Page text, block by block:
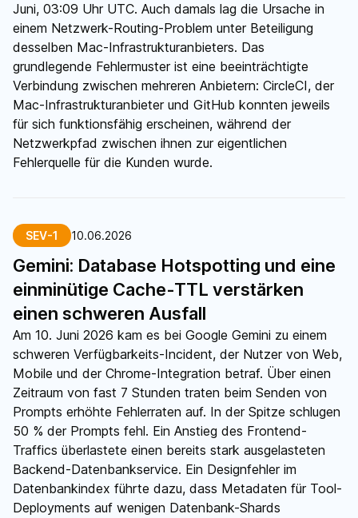
Juni, 03:09 Uhr UTC. Auch damals lag die Ursache in
einem Netzwerk-Routing-Problem unter Beteiligung
desselben Mac-Infrastrukturanbieters. Das
grundlegende Fehlermuster ist eine beeinträchtigte
Verbindung zwischen mehreren Anbietern: CircleCI, der
Mac-Infrastrukturanbieter und GitHub konnten jeweils
für sich funktionsfähig erscheinen, während der
Netzwerkpfad zwischen ihnen zur eigentlichen
Fehlerquelle für die Kunden wurde.
SEV-1 10.06.2026
Gemini: Database Hotspotting und eine
einminütige Cache-TTL verstärken
einen schweren Ausfall
Am 10. Juni 2026 kam es bei Google Gemini zu einem
schweren Verfügbarkeits-Incident, der Nutzer von Web,
Mobile und der Chrome-Integration betraf. Über einen
Zeitraum von fast 7 Stunden traten beim Senden von
Prompts erhöhte Fehlerraten auf. In der Spitze schlugen
50 % der Prompts fehl. Ein Anstieg des Frontend-
Traffics überlastete einen bereits stark ausgelasteten
Backend-Datenbankservice. Ein Designfehler im
Datenbankindex führte dazu, dass Metadaten für Tool-
Deployments auf wenigen Datenbank-Shards